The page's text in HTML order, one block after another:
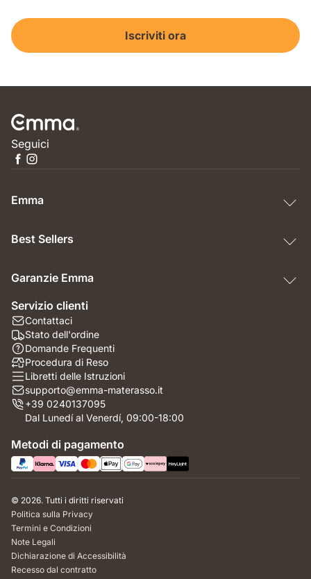
Iscriviti ora
Seguici
Emma
Best Sellers
Garanzie Emma
Servizio clienti
Contattaci
Stato dell'ordine
Domande Frequenti
Procedura di Reso
Libretti delle Istruzioni
supporto@emma-materasso.it
+39 0240137095
Dal Lunedí al Venerdí, 09:00-18:00
Metodi di pagamento
© 2026. Tutti i diritti riservati
Politica sulla Privacy
Termini e Condizioni
Note Legali
Dichiarazione di Accessibilità
Recesso dal contratto